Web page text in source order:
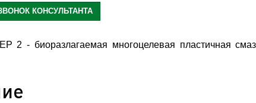
КОНСУЛЬТАНТА
2 - биоразлагаемая многоцелевая пластичная